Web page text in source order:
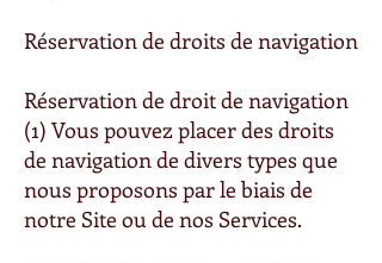
Réservation de droits de navigation
Réservation de droit de navigation
(1) Vous pouvez placer des droits
de navigation de divers types que
nous proposons par le biais de
notre Site ou de nos Services.